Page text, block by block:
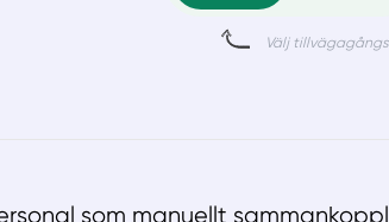
som manuellt